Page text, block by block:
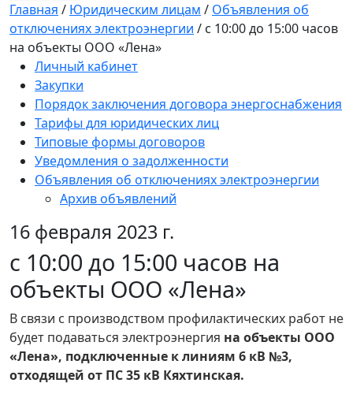
Главная / Юридическим лицам / Объявления об
отключениях электроэнергии / с 10:00 до 15:00 часов
на объекты ООО «Лена»
Личный кабинет
Закупки
Порядок заключения договора энергоснабжения
Тарифы для юридических лиц
Типовые формы договоров
Уведомления о задолженности
Объявления об отключениях электроэнергии
Архив объявлений
16 февраля 2023 г.
с 10:00 до 15:00 часов на
объекты ООО «Лена»
В связи с производством профилактических работ не
будет подаваться электроэнергия на объекты ООО
«Лена», подключенные к линиям 6 кВ №3,
отходящей от ПС 35 кВ Кяхтинская.